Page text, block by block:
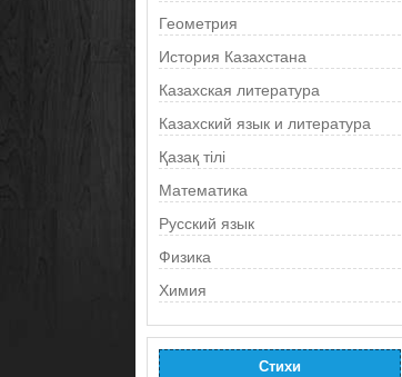
Геометрия
История Казахстана
Казахская литература
Казахский язык и литература
Қазақ тілі
Математика
Русский язык
Физика
Химия
Стихи